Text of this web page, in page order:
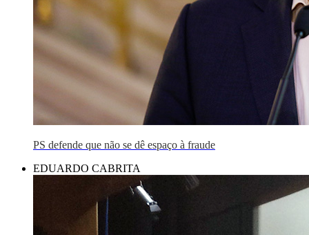
PS defende que não se dê espaço à fraude
EDUARDO CABRITA